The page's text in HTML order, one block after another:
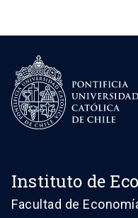
Instituto de
Facultad de